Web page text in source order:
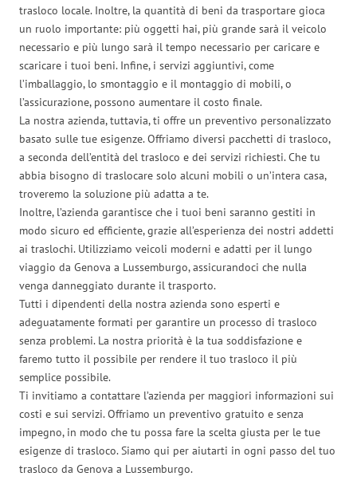
trasloco locale. Inoltre, la quantità di beni da trasportare gioca
un ruolo importante: più oggetti hai, più grande sarà il veicolo
necessario e più lungo sarà il tempo necessario per caricare e
scaricare i tuoi beni. Infine, i servizi aggiuntivi, come
l’imballaggio, lo smontaggio e il montaggio di mobili, o
l’assicurazione, possono aumentare il costo finale.
La nostra azienda, tuttavia, ti offre un preventivo personalizzato
basato sulle tue esigenze. Offriamo diversi pacchetti di trasloco,
a seconda dell’entità del trasloco e dei servizi richiesti. Che tu
abbia bisogno di traslocare solo alcuni mobili o un’intera casa,
troveremo la soluzione più adatta a te.
Inoltre, l’azienda garantisce che i tuoi beni saranno gestiti in
modo sicuro ed efficiente, grazie all’esperienza dei nostri addetti
ai traslochi. Utilizziamo veicoli moderni e adatti per il lungo
viaggio da Genova a Lussemburgo, assicurandoci che nulla
venga danneggiato durante il trasporto.
Tutti i dipendenti della nostra azienda sono esperti e
adeguatamente formati per garantire un processo di trasloco
senza problemi. La nostra priorità è la tua soddisfazione e
faremo tutto il possibile per rendere il tuo trasloco il più
semplice possibile.
Ti invitiamo a contattare l’azienda per maggiori informazioni sui
costi e sui servizi. Offriamo un preventivo gratuito e senza
impegno, in modo che tu possa fare la scelta giusta per le tue
esigenze di trasloco. Siamo qui per aiutarti in ogni passo del tuo
trasloco da Genova a Lussemburgo.